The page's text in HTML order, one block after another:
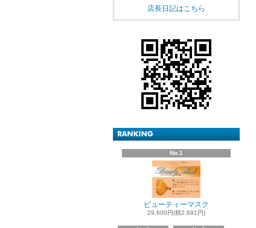
店長日記はこちら
No.1
ビューティーマスク
29,600円(税2,691円)